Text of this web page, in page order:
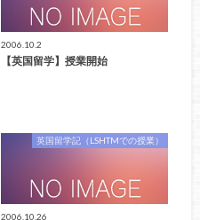
2006.10.2
【英国留学】授業開始
英国留学記（LSHTMでの授業）
2006.10.26